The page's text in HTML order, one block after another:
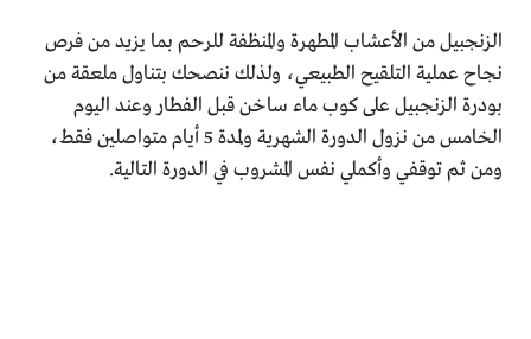
الزنجبيل من الأعشاب المطهرة والمنظفة للرحم بما يزيد من فرص
نجاح عملية التلقيح الطبيعي، ولذلك ننصحك بتناول ملعقة من
بودرة الزنجبيل على كوب ماء ساخن قبل الفطار وعند اليوم
الخامس من نزول الدورة الشهرية ولمدة 5 أيام متواصلين فقط،
ومن ثم توقفي وأكملي نفس المشروب في الدورة التالية.